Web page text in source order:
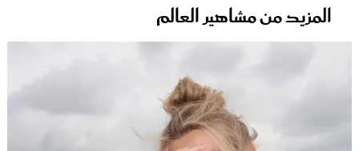
المزيد من مشاهير العالم